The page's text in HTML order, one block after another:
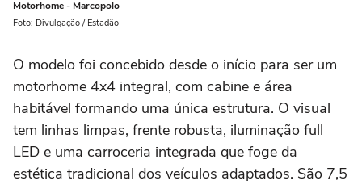
Motorhome - Marcopolo
Foto: Divulgação / Estadão
O modelo foi concebido desde o início para ser um
motorhome 4x4 integral, com cabine e área
habitável formando uma única estrutura. O visual
tem linhas limpas, frente robusta, iluminação full
LED e uma carroceria integrada que foge da
estética tradicional dos veículos adaptados. São 7,5